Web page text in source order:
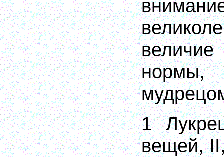
нормы,
1
вещей,